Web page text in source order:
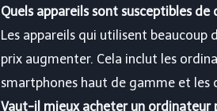
Quels appareils sont susceptibles de
Les appareils qui utilisent beaucoup
prix augmenter. Cela inclut les
smartphones haut de gamme et les
Vaut-il mieux acheter un